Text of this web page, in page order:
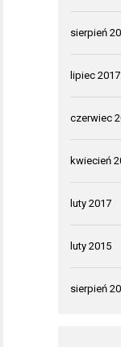
sierpień
lipiec 2017
czerwiec
kwiecień
luty 2017
luty 2015
sierpień